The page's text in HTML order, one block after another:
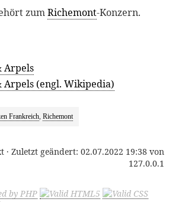
zumRichemont-Konzern.
Arpels
Arpels (engl. Wikipedia)
Frankreich, Richemont
· Zuletzt geändert: 02.07.2022 19:38 von
127.0.0.1